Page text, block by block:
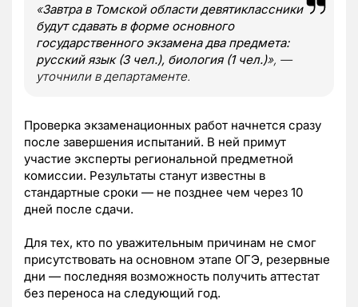
«Завтра в Томской области девятиклассники
будут сдавать в форме основного
государственного экзамена два предмета:
русский язык (3 чел.), биология (1 чел.)», —
уточнили в департаменте.
Проверка экзаменационных работ начнется сразу
после завершения испытаний. В ней примут
участие эксперты региональной предметной
комиссии. Результаты станут известны в
стандартные сроки — не позднее чем через 10
дней после сдачи.
Для тех, кто по уважительным причинам не смог
присутствовать на основном этапе ОГЭ, резервные
дни — последняя возможность получить аттестат
без переноса на следующий год.